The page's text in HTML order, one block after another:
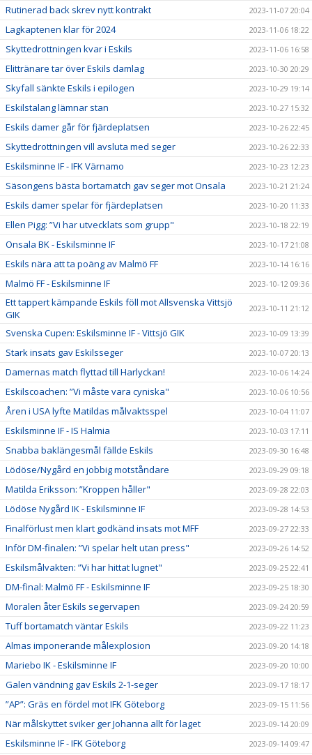
Rutinerad back skrev nytt kontrakt 2023-11-07 20:04
Lagkaptenen klar för 2024 2023-11-06 18:22
Skyttedrottningen kvar i Eskils 2023-11-06 16:58
Elittränare tar över Eskils damlag 2023-10-30 20:29
Skyfall sänkte Eskils i epilogen 2023-10-29 19:14
Eskilstalang lämnar stan 2023-10-27 15:32
Eskils damer går för fjärdeplatsen 2023-10-26 22:45
Skyttedrottningen vill avsluta med seger 2023-10-26 22:33
Eskilsminne IF - IFK Värnamo 2023-10-23 12:23
Säsongens bästa bortamatch gav seger mot Onsala 2023-10-21 21:24
Eskils damer spelar för fjärdeplatsen 2023-10-20 11:33
Ellen Pigg: ”Vi har utvecklats som grupp" 2023-10-18 22:19
Onsala BK - Eskilsminne IF 2023-10-17 21:08
Eskils nära att ta poäng av Malmö FF 2023-10-14 16:16
Malmö FF - Eskilsminne IF 2023-10-12 09:36
Ett tappert kämpande Eskils föll mot Allsvenska Vittsjö
GIK
2023-10-11 21:12
Svenska Cupen: Eskilsminne IF - Vittsjö GIK 2023-10-09 13:39
Stark insats gav Eskilsseger 2023-10-07 20:13
Damernas match flyttad till Harlyckan! 2023-10-06 14:24
Eskilscoachen: ”Vi måste vara cyniska" 2023-10-06 10:56
Åren i USA lyfte Matildas målvaktsspel 2023-10-04 11:07
Eskilsminne IF - IS Halmia 2023-10-03 17:11
Snabba baklängesmål fällde Eskils 2023-09-30 16:48
Lödöse/Nygård en jobbig motståndare 2023-09-29 09:18
Matilda Eriksson: ”Kroppen håller" 2023-09-28 22:03
Lödöse Nygård IK - Eskilsminne IF 2023-09-28 14:53
Finalförlust men klart godkänd insats mot MFF 2023-09-27 22:33
Inför DM-finalen: ”Vi spelar helt utan press" 2023-09-26 14:52
Eskilsmålvakten: ”Vi har hittat lugnet" 2023-09-25 22:41
DM-final: Malmö FF - Eskilsminne IF 2023-09-25 18:30
Moralen åter Eskils segervapen 2023-09-24 20:59
Tuff bortamatch väntar Eskils 2023-09-22 11:23
Almas imponerande målexplosion 2023-09-20 14:18
Mariebo IK - Eskilsminne IF 2023-09-20 10:00
Galen vändning gav Eskils 2-1-seger 2023-09-17 18:17
”AP”: Gräs en fördel mot IFK Göteborg 2023-09-15 11:56
När målskyttet sviker ger Johanna allt för laget 2023-09-14 20:09
Eskilsminne IF - IFK Göteborg 2023-09-14 09:47